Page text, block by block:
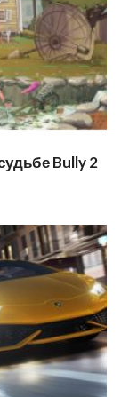
Bully 2